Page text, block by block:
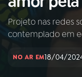
INÍCIO
Projeto nas redes
contemplado em
NO AR EM18/04/